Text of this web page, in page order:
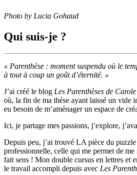
Photo by Lucia Gohaud
Qui suis-je ?
« Parenthèse : moment suspendu où le
à tout à coup un goût d’éternité. »
J’ai créé le blog Les Parenthèses de Carole
où, la fin de ma thèse ayant laissé un vide
eu besoin de m’aménager un espace de
Ici, je partage mes passions, j’explore,
Depuis peu, j’ai trouvé LA pièce du
professionnelle, celle qui me permet de
fait sens ! Mon double cursus en lettres et
le travail accompli depuis avec Les